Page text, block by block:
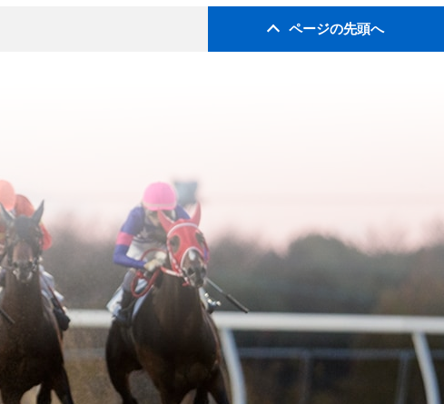
ページの先頭へ